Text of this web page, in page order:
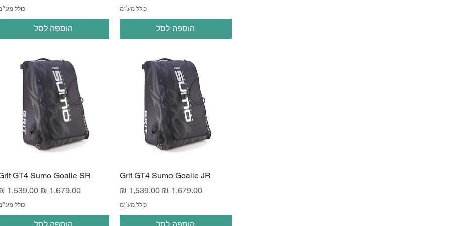
כולל מע״מ
הוספה לסל
כולל
הוספה לסל
Grit GT4 Sumo Goalie JR
מחיר רגיל‏1,679.00 ‏₪ מחיר מבצע
כולל מע״מ
GT4 Sumo Goalie SR
מחיר רגיל‏1,679.00 ‏₪ מחיר‏1,539.00 ‏₪
כולל